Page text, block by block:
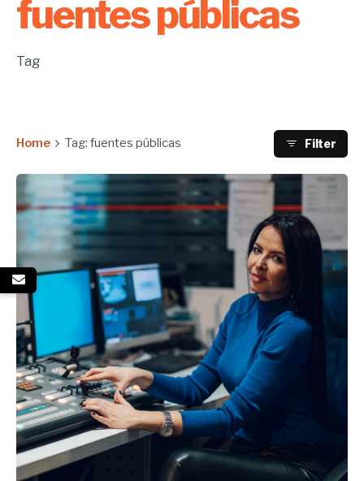
fuentes públicas
Tag
Home Tag: fuentes públicas Filter